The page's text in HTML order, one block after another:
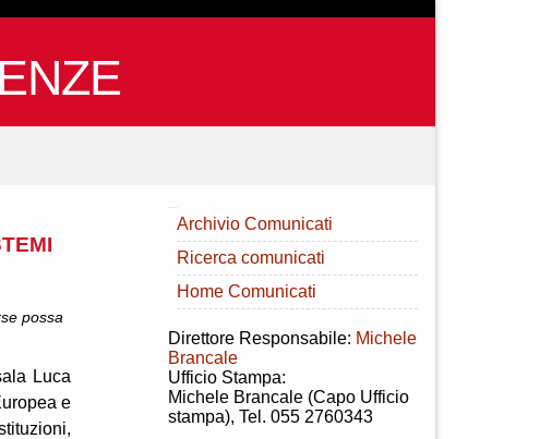
possa
Luca
e
Archivio Comunicati
Ricerca comunicati
Home Comunicati
Direttore Responsabile: Michele
Brancale
Ufficio Stampa:
Michele Brancale (Capo Ufficio
stampa), Tel. 055 2760343